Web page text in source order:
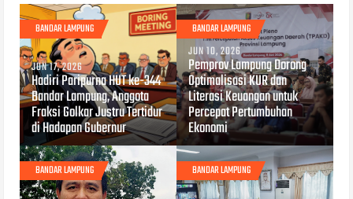
BANDAR LAMPUNG
JUN 17, 2026
Hadiri Paripurna HUT ke-344
Bandar Lampung, Anggota
Fraksi Golkar Justru Tertidur
di Hadapan Gubernur
BANDAR LAMPUNG
JUN 10, 2026
Pemprov Lampung Dorong
Optimalisasi KUR dan
Literasi Keuangan untuk
Percepat Pertumbuhan
Ekonomi
BANDAR LAMPUNG BANDAR LAMPUNG